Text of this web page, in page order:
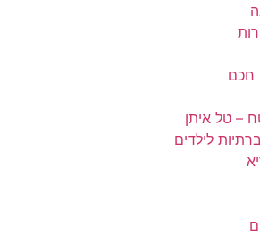
חכם
– טל איתן
לילדים